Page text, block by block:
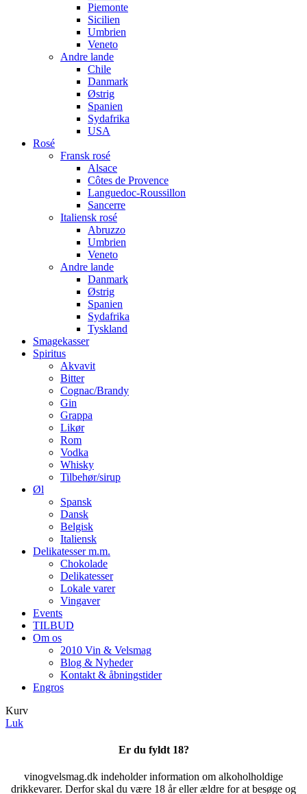
Piemonte
Sicilien
Umbrien
Veneto
Andre lande
Chile
Danmark
Østrig
Spanien
Sydafrika
USA
Rosé
Fransk rosé
Alsace
Côtes de Provence
Languedoc-Roussillon
Sancerre
Italiensk rosé
Abruzzo
Umbrien
Veneto
Andre lande
Danmark
Østrig
Spanien
Sydafrika
Tyskland
Smagekasser
Spiritus
Akvavit
Bitter
Cognac/Brandy
Gin
Grappa
Likør
Rom
Vodka
Whisky
Tilbehør/sirup
Øl
Spansk
Dansk
Belgisk
Italiensk
Delikatesser m.m.
Chokolade
Delikatesser
Lokale varer
Vingaver
Events
TILBUD
Om os
2010 Vin & Velsmag
Blog & Nyheder
Kontakt & åbningstider
Engros
Kurv
Luk
Er du fyldt 18?
vinogvelsmag.dk indeholder information om alkoholholdige
drikkevarer. Derfor skal du være 18 år eller ældre for at besøge og